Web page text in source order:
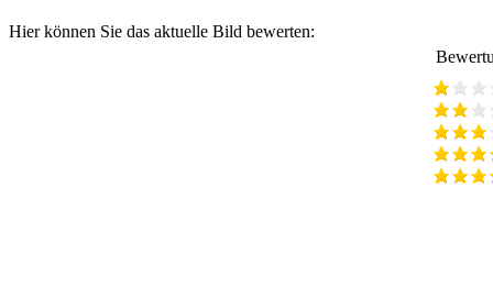
Hier können Sie das aktuelle Bild bewerten: